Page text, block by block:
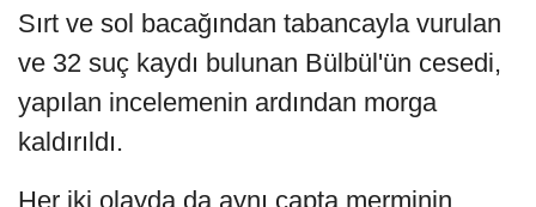
Sırt ve sol bacağından tabancayla vurulan
ve 32 suç kaydı bulunan Bülbül'ün cesedi,
yapılan incelemenin ardından morga
kaldırıldı.
Her iki olayda da aynı çapta merminin